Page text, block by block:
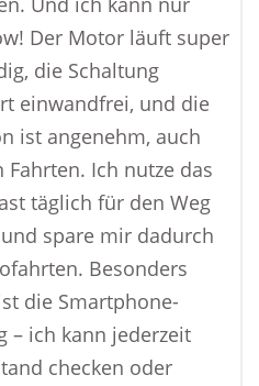
Der Motor läuft super
die Schaltung
einwandfrei, und die
ist angenehm, auch
Fahrten. Ich nutze das
täglich für den Weg
spare mir dadurch
Besonders
die Smartphone-
– ich kann jederzeit
checken oder